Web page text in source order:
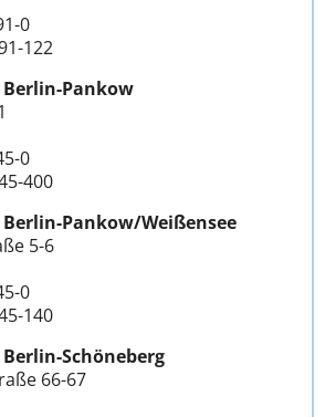
0
122
Pankow
0
400
Pankow/Weißensee
5-6
0
140
Schöneberg
66-67